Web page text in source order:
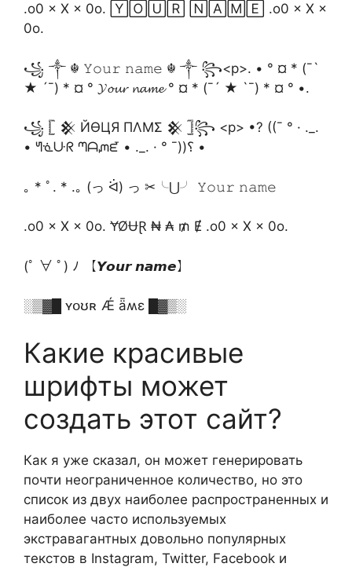
.o0 × X × 0o. 🅈🄾🅄🅁 🄽🄰🄼🄴 .o0 × X ×
0o.
꧁ ༒ ☬ 𝚈𝚘𝚞𝚛 𝚗𝚊𝚖𝚎 ☬ ༒ ꧂<р>. • ° ¤ * (¯`
★ ´¯) * ¤ ° 𝓨𝓸𝓾𝓻 𝓷𝓪𝓶𝓮 ° ¤ * (¯´ ★ `¯) * ¤ ° •.
꧁ 𓊈 𒆜 ЙӨЦЯ ПΛMΣ 𒆜 𓊉꧂ <р> •? ((¯ ° · ._.
• ᖻᓍᑘᖇ ᘉᗩᘻᘿ • ._. · ° ¯))؟ •
｡ * ﾟ. * .｡ (っ ᐛ) っ ✂╰⋃╯ 𝚈𝚘𝚞𝚛 𝚗𝚊𝚖𝚎
.o0 × X × 0o. ɎØɄⱤ ₦ ₳ ₥ Ɇ .o0 × X × 0o.
(ﾟ ∀ ﾟ) ﾉ 【𝙔𝙤𝙪𝙧 𝙣𝙖𝙢𝙚】
░▒▓█ ʏօʊʀ Ǽ ǟʍɛ █▓▒░
Какие красивые
шрифты может
создать этот сайт?
Как я уже сказал, он может генерировать
почти неограниченное количество, но это
список из двух наиболее распространенных и
наиболее часто используемых
экстравагантных довольно популярных
текстов в Instagram, Twitter, Facebook и